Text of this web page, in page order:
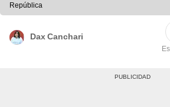
República
Dax Canchari